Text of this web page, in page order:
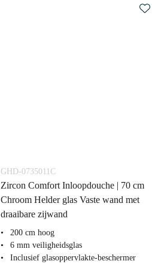
GHD-0735011C
Zircon Comfort Inloopdouche | 70 cm
Chroom Helder glas Vaste wand met
draaibare zijwand
200 cm hoog
6 mm veiligheidsglas
Inclusief glasoppervlakte-beschermer